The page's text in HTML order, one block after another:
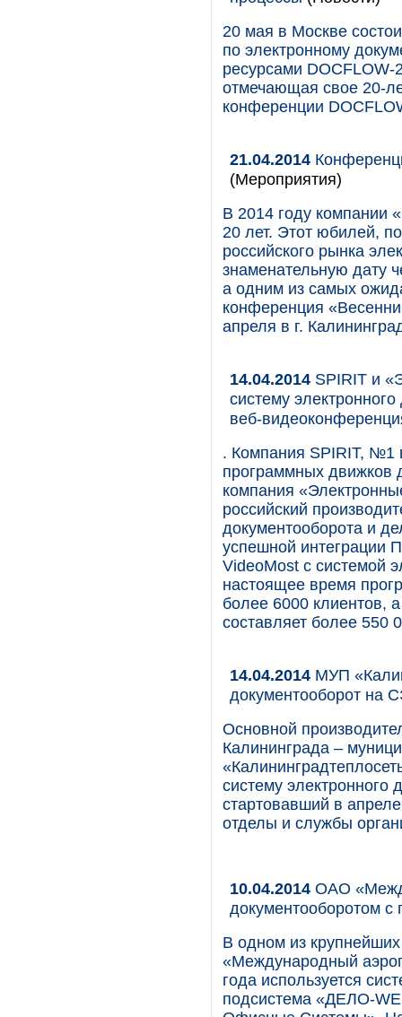
20 мая в Москве
по электронному
ресурсами
отмечающая свое 20-
конференции
21.04.2014
(Мероприятия)
В 2014 году компании
20 лет. Этот юбилей,
российского рынка
знаменательную дату
а одним из самых
конференция
апреля в г.
14.04.2014 SPIRIT и
систему
веб-
. Компания SPIRIT, №1
программных движков
компания
российский
документооборота и
успешной интеграции
VideoMost с системой
настоящее время
более 6000 клиентов,
составляет более 550
14.04.2014 МУП
документооборот на
Основной
Калининграда –
систему электронного
стартовавший в
отделы и службы
10.04.2014 ОАО
документооборотом
В одном из
«Международный
года используется
подсистема «ДЕЛО-